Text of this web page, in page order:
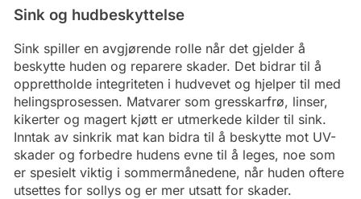
Sink og hudbeskyttelse
Sink spiller en avgjørende rolle når det gjelder å
beskytte huden og reparere skader. Det bidrar til å
opprettholde integriteten i hudvevet og hjelper til med
helingsprosessen. Matvarer som gresskarfrø, linser,
kikerter og magert kjøtt er utmerkede kilder til sink.
Inntak av sinkrik mat kan bidra til å beskytte mot UV-
skader og forbedre hudens evne til å leges, noe som
er spesielt viktig i sommermånedene, når huden oftere
utsettes for sollys og er mer utsatt for skader.